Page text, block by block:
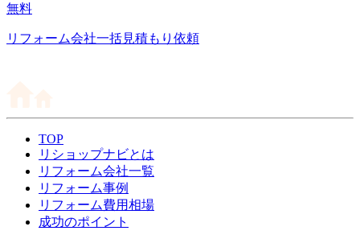
無料
リフォーム会社一括見積もり依頼
TOP
リショップナビとは
リフォーム会社一覧
リフォーム事例
リフォーム費用相場
成功のポイント